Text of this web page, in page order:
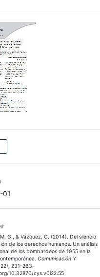
01
G., & Vázquez, C. (2014). Del silencio
de los derechos humanos. Un análisis
de los bombardeos de 1955 en la
Comunicación Y
231–263.
10.32870/cys.v0i22.55